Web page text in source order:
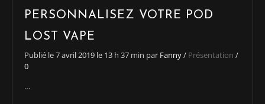
PERSONNALISEZ VOTRE POD
LOST VAPE
Publié le7 avril 2019 le 13 h 37 min par Fanny/ Présentation /
0
…